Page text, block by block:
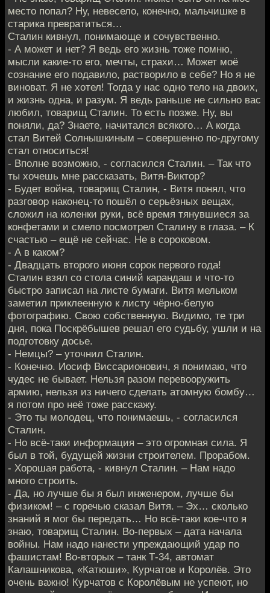
место попал? Ну, невесело, конечно, мальчишке в
старика превратиться…
Сталин кивнул, понимающе и сочувственно.
- А может и нет? Я ведь его жизнь тоже помню,
мысли какие-то его, мечты, страхи… Может моё
сознание его подавило, растворило в себе? Но я не
виноват. Я не хотел! Тогда у нас одно тело на двоих,
и жизнь одна, и разум. Я ведь раньше не сильно вас
любил, товарищ Сталин. То есть позже. Ну, вы
поняли, да? Знаете, начитался всякого… А когда
стал Витей Солнышкиным – совершенно по-другому
стал относиться!
- Вполне возможно, - согласился Сталин. – Так что
ты хочешь мне рассказать, Витя-Виктор?
- Будет война, товарищ Сталин, - Витя понял, что
разговор наконец-то пошёл о серьёзных вещах,
сложил на коленки руки, всё время тянувшиеся за
конфетами и смело посмотрел Сталину в глаза. – К
счастью – ещё не сейчас. Не в сороковом.
- А в каком?
- Двадцать второго июня сорок первого года!
Сталин взял со стола синий карандаш и что-то
быстро записал на листе бумаги. Витя мельком
заметил приклеенную к листу чёрно-белую
фотографию. Свою собственную. Видимо, те три
дня, пока Поскрёбышев решал его судьбу, ушли и на
подготовку досье.
- Немцы? – уточнил Сталин.
- Конечно. Иосиф Виссарионович, я понимаю, что
чудес не бывает. Нельзя разом перевооружить
армию, нельзя из ничего сделать атомную бомбу…
я потом про неё тоже расскажу.
- Это ты молодец, что понимаешь, - согласился
Сталин.
- Но всё-таки информация – это огромная сила. Я
был в той, будущей жизни строителем. Прорабом.
- Хорошая работа, - кивнул Сталин. – Нам надо
много строить.
- Да, но лучше бы я был инженером, лучше бы
физиком! – с горечью сказал Витя. – Эх… сколько
знаний я мог бы передать… Но всё-таки кое-что я
знаю, товарищ Сталин. Во-первых – дата начала
войны. Нам надо нанести упреждающий удар по
фашистам! Во-вторых – танк Т-34, автомат
Калашникова, «Катюши», Курчатов и Королёв. Это
очень важно! Курчатов с Королёвым не успеют, но